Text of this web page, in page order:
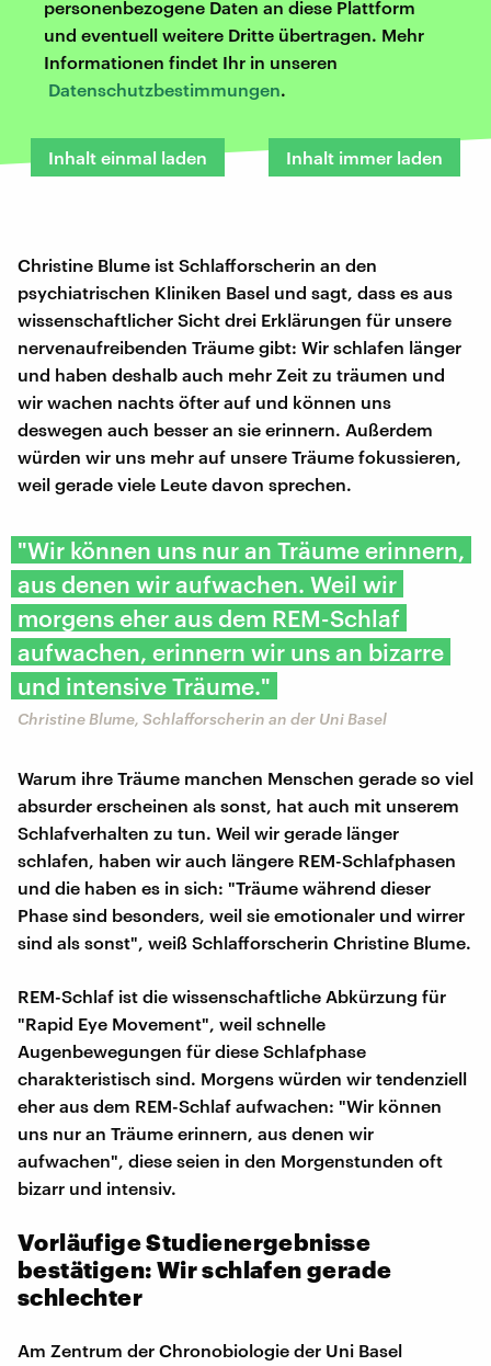
personenbezogene Daten an diese Plattform
und eventuell weitere Dritte übertragen. Mehr
Informationen findet Ihr in unseren
Datenschutzbestimmungen.
Inhalt einmal laden Inhalt immer laden
Christine Blume ist Schlafforscherin an den
psychiatrischen Kliniken Basel und sagt, dass es aus
wissenschaftlicher Sicht drei Erklärungen für unsere
nervenaufreibenden Träume gibt: Wir schlafen länger
und haben deshalb auch mehr Zeit zu träumen und
wir wachen nachts öfter auf und können uns
deswegen auch besser an sie erinnern. Außerdem
würden wir uns mehr auf unsere Träume fokussieren,
weil gerade viele Leute davon sprechen.
"Wir können uns nur an Träume erinnern,
aus denen wir aufwachen. Weil wir
morgens eher aus dem REM-Schlaf
aufwachen, erinnern wir uns an bizarre
und intensive Träume."
Christine Blume, Schlafforscherin an der Uni Basel
Warum ihre Träume manchen Menschen gerade so viel
absurder erscheinen als sonst, hat auch mit unserem
Schlafverhalten zu tun. Weil wir gerade länger
schlafen, haben wir auch längere REM-Schlafphasen
und die haben es in sich: "Träume während dieser
Phase sind besonders, weil sie emotionaler und wirrer
sind als sonst", weiß Schlafforscherin Christine Blume.
REM-Schlaf ist die wissenschaftliche Abkürzung für
"Rapid Eye Movement", weil schnelle
Augenbewegungen für diese Schlafphase
charakteristisch sind. Morgens würden wir tendenziell
eher aus dem REM-Schlaf aufwachen: "Wir können
uns nur an Träume erinnern, aus denen wir
aufwachen", diese seien in den Morgenstunden oft
bizarr und intensiv.
Vorläufige Studienergebnisse
bestätigen: Wir schlafen gerade
schlechter
Am Zentrum der Chronobiologie der Uni Basel